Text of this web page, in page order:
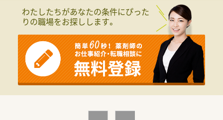
応需しており、比較的落ち着いて業務に取り組めます。
■開局時間は平日の9時から18時までとなっており、夜遅い勤務
が発生しないため日々の予定が立てやすい環境です。
【募集背景と求める人物像について】
■東海エリアにおける出店強化と体制のさらなる向上のため、一
緒に地域医療を支えていただける正社員を募集しています。
■年齢は58歳位まで相談可能で、薬局長などの経験をお持ちの
管理職候補の方は特に優遇して採用中です。
■経験の有無に関わらず、周囲のスタッフと連携しながら患者様
へ明るく寄り添える方を求めております。
【勤務実態について】
わたしたちがあなたの条件にぴった
りの職場をお探しします。